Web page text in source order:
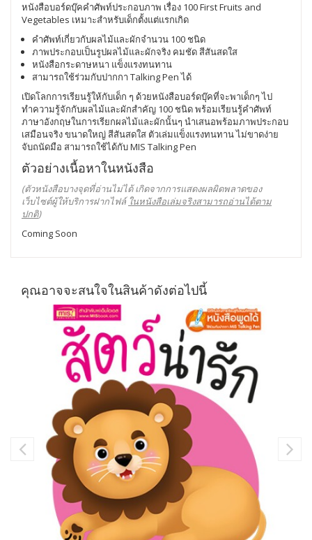
หนังสือบอร์ดบุ๊คคำศัพท์ประกอบภาพ เรื่อง 100 First Fruits and
Vegetables เหมาะสำหรับเด็กตั้งแต่แรกเกิด
คำศัพท์เกี่ยวกับผลไม้และผักจำนวน 100 ชนิด
ภาพประกอบเป็นรูปผลไม้และผักจริง คมชัด สีสันสดใส
หนังสือกระดาษหนา แข็งแรงทนทาน
สามารถใช้ร่วมกับปากกา Talking Pen ได้
เปิดโลกการเรียนรู้ให้กับเด็ก ๆ ด้วยหนังสือบอร์ดบุ๊คที่จะพาเด็กๆ ไป
ทำความรู้จักกับผลไม้และผักสำคัญ 100 ชนิด พร้อมเรียนรู้คำศัพท์
ภาษาอังกฤษในการเรียกผลไม้และผักนั้นๆ นำเสนอพร้อมภาพประกอบ
เสมือนจริง ขนาดใหญ่ สีสันสดใส ตัวเล่มแข็งแรงทนทาน ไม่ขาดง่าย
จับถนัดมือ สามารถใช้ได้กับ MIS Talking Pen
ตัวอย่างเนื้อหาในหนังสือ
(ตัวหนังสือบางจุดที่อ่านไม่ได้ เกิดจากการแสดงผลผิดพลาดของ
เว็บไซต์ผู้ให้บริการฝากไฟล์ ในหนังสือเล่มจริงสามารถอ่านได้ตาม
ปกติ)
Coming Soon
คุณอาจจะสนใจในสินค้าดังต่อไปนี้